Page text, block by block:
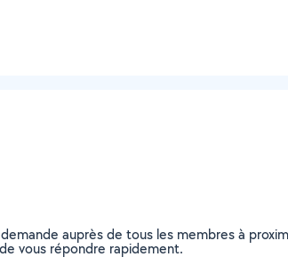
auprès de tous les membres à
vous répondre rapidement.